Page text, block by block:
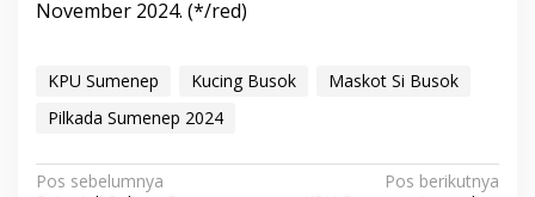
November 2024. (*/red)
KPU Sumenep Kucing Busok
Maskot Si Busok
Pilkada Sumenep 2024
N
Pos sebelumnya
Pos berikutnya